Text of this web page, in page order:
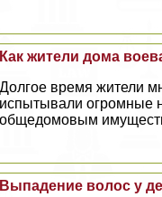
Как жители дома
Долгое время жители
испытывали огромные
общедомовым
Выпадение волос у